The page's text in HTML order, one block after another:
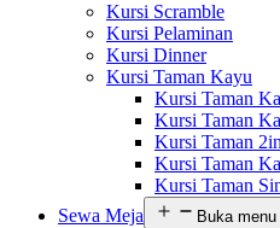
Kursi Scramble
Kursi Pelaminan
Kursi Dinner
Kursi Taman Kayu
Kursi Taman
Kursi Taman
Kursi Taman
Kursi Taman
Kursi Taman
Sewa Meja
Buka menu